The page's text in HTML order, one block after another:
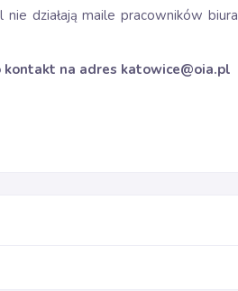
działają maile pracowników biura
kontakt na adres katowice@oia.pl